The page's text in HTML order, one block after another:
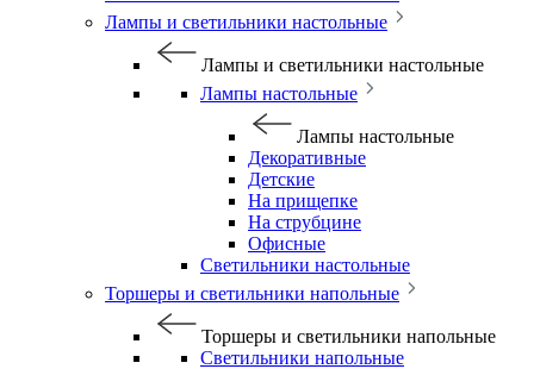
Лампы и светильники настольные
Лампы и светильники настольные
Лампы настольные
Лампы настольные
Декоративные
Детские
На прищепке
На струбцине
Офисные
Светильники настольные
Торшеры и светильники напольные
Торшеры и светильники напольные
Светильники напольные